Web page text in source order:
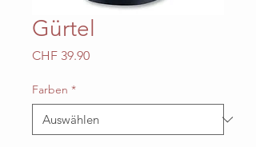
Gürtel
CHF 39.90Preis
Farben *